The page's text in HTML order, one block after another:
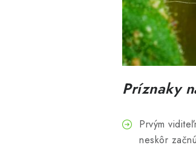
Príznaky
Prvým
neskôr